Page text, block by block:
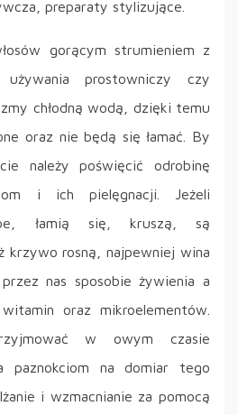
preparaty stylizujące.
gorącym strumieniem z
używania prostowniczy czy
chłodną wodą, dzięki temu
oraz nie będą się łamać. By
należy poświęcić odrobinę
i ich pielęgnacji. Jeżeli
łamią się, kruszą, są
krzywo rosną, najpewniej wina
nas sposobie żywienia a
oraz mikroelementów.
w owym czasie
paznokciom na domiar tego
i wzmacnianie za pomocą